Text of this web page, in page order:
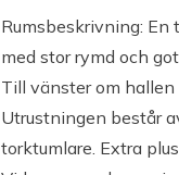
Carport kostar 600:-/
MV-plats kostar
Separat kö tilllämpas
Rumsbeskrivning: En
med stor rymd och
Till vänster om
Utrustningen består
torktumlare. Extra